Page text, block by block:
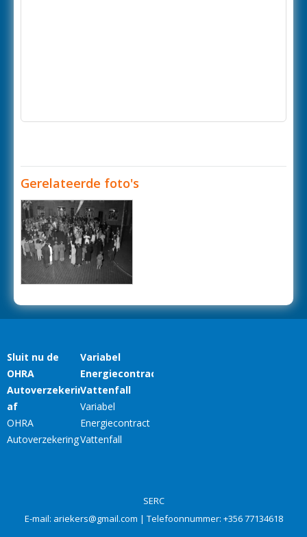
Gerelateerde foto's
SERC
E-mail: ariekers@gmail.com | Telefoonnummer: +356 77134618